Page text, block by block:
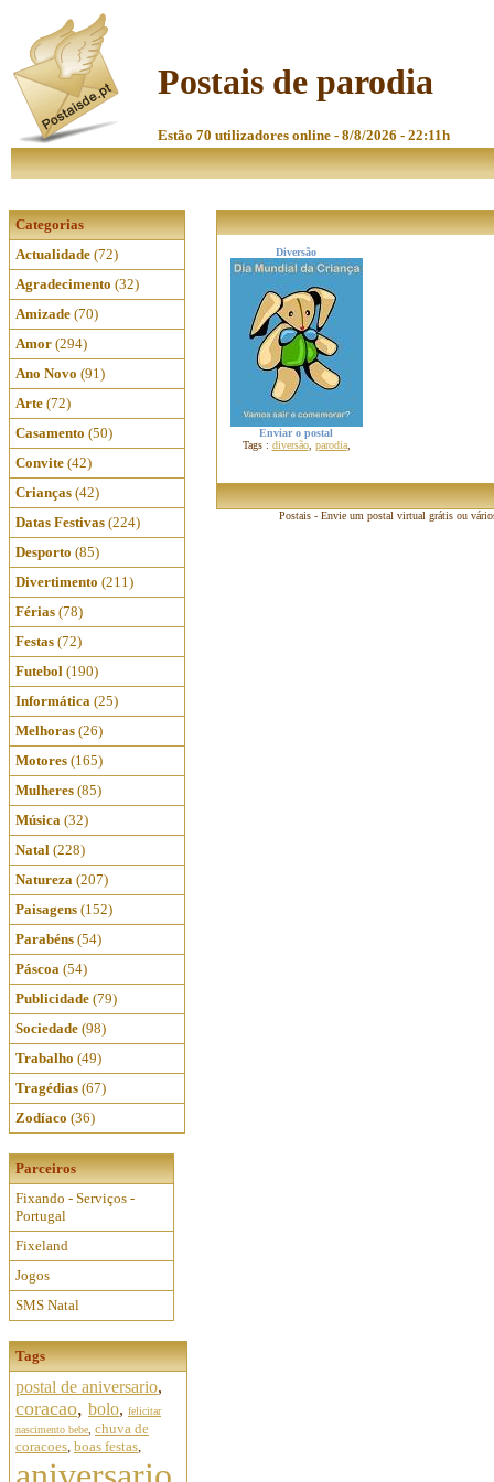
Postais de parodia
Estão 70 utilizadores online - 8/8/2026 - 22:11h
Categorias
Actualidade (72)
Agradecimento (32)
Amizade (70)
Amor (294)
Ano Novo (91)
Arte (72)
Casamento (50)
Convite (42)
Crianças (42)
Datas Festivas (224)
Desporto (85)
Divertimento (211)
Férias (78)
Festas (72)
Futebol (190)
Informática (25)
Melhoras (26)
Motores (165)
Mulheres (85)
Música (32)
Natal (228)
Natureza (207)
Paisagens (152)
Parabéns (54)
Páscoa (54)
Publicidade (79)
Sociedade (98)
Trabalho (49)
Tragédias (67)
Zodíaco (36)
Parceiros
Fixando - Serviços -
Portugal
Fixeland
Jogos
SMS Natal
Tags
postal de aniversario,
coracao, bolo, felicitar
nascimento bebe chuva de
coracoes, boas festas,
Diversão
Enviar o postal
Tags : diversão, parodia,
Postais - Envie um postal virtual grátis ou